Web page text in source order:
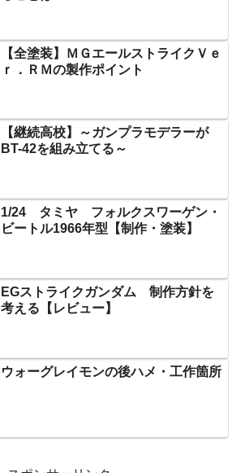
【全塗装】ＭＧエールストライクＶｅ
ｒ．ＲＭの製作ポイント
【継続高校】～ガンプラモデラーが
BT-42を組み立てる～
1/24 タミヤ フォルクスワーゲン・
ビートル1966年型【制作・塗装】
EGストライクガンダム 制作方針を
考える【レビュー】
ウォーグレイモンの後ハメ・工作箇所